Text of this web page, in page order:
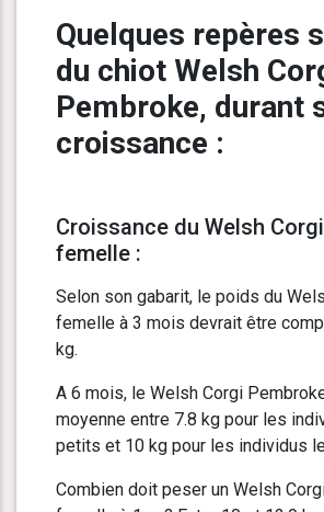
Quelques repères
du chiot Welsh
Pembroke, durant
croissance :
Croissance du Welsh
femelle :
Selon son gabarit, le poids du
femelle à 3 mois devrait être
kg.
A 6 mois, le Welsh Corgi
moyenne entre 7.8 kg pour les
petits et 10 kg pour les individus
Combien doit peser un Welsh